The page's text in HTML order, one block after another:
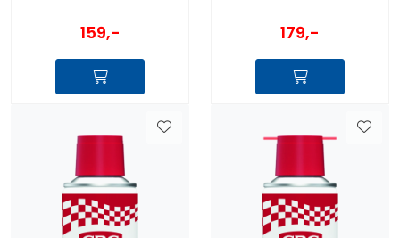
159,- 179,-